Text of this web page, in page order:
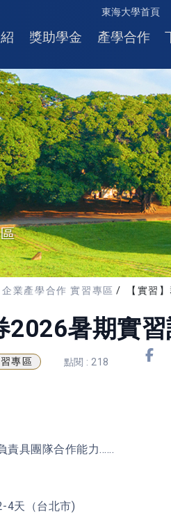
東海大學首頁
獎助學金 產學合作
企業產學合作 實習專區 【實習
2026暑期實
專區 點閱 : 218
具團隊合作能力......
4天（台北市)